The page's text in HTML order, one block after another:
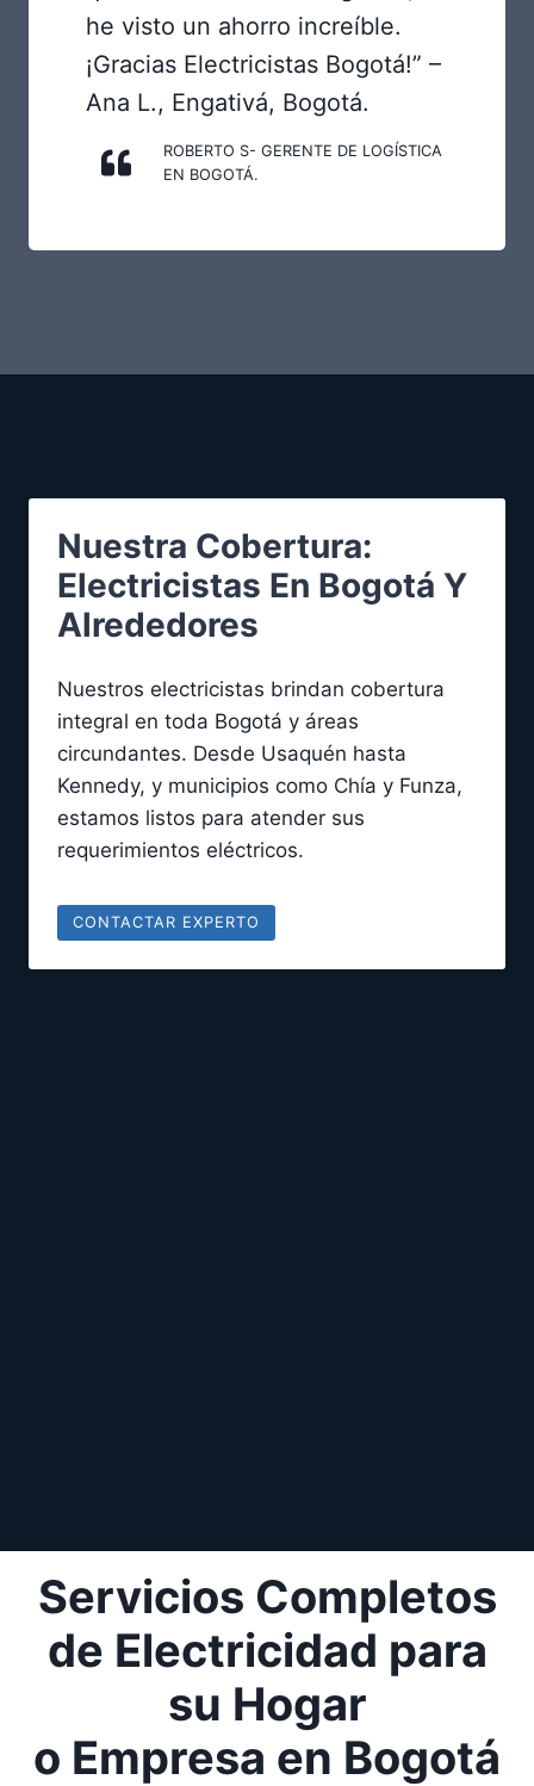
he visto un ahorro increíble.
¡Gracias Electricistas Bogotá!” –
Ana L., Engativá, Bogotá.
ROBERTO S- GERENTE DE LOGÍSTICA
EN BOGOTÁ.
Nuestra Cobertura:
Electricistas En Bogotá Y
Alrededores
Nuestros electricistas brindan cobertura
integral en toda Bogotá y áreas
circundantes. Desde Usaquén hasta
Kennedy, y municipios como Chía y Funza,
estamos listos para atender sus
requerimientos eléctricos.
CONTACTAR EXPERTO
Servicios Completos
de Electricidad para
su Hogar
o Empresa en Bogotá